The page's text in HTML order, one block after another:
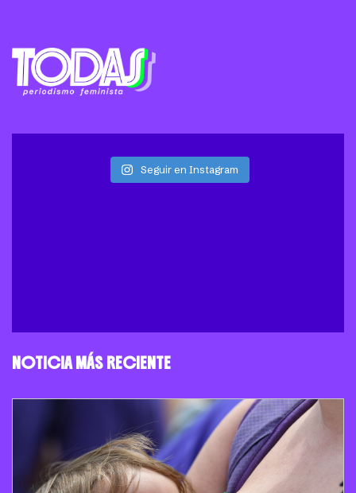
Seguir en Instagram
NOTICIA MÁS RECIENTE